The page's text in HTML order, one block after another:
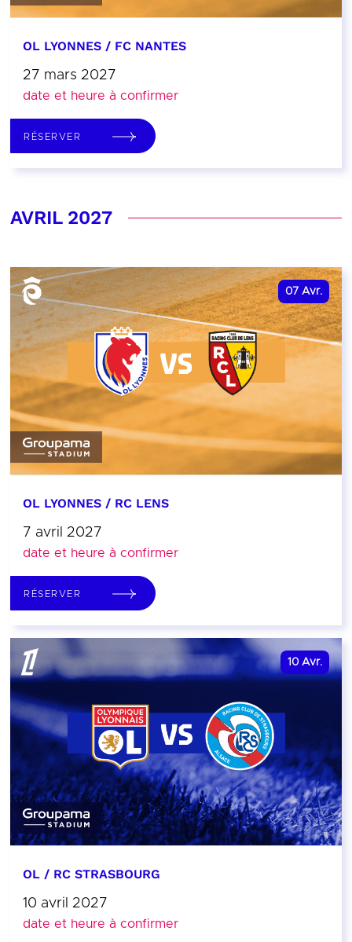
OL LYONNES / FC NANTES
27 mars 2027
date et heure à confirmer
RÉSERVER
AVRIL 2027
07 Avr.
OL LYONNES / RC LENS
7 avril 2027
date et heure à confirmer
RÉSERVER
10 Avr.
OL / RC STRASBOURG
10 avril 2027
date et heure à confirmer